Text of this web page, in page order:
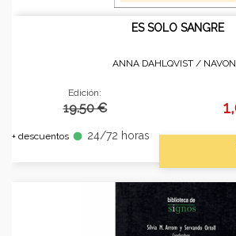
ES SOLO SANGRE
ANNA DAHLQVIST /
Edición:
19.50 €
+ descuentos fiber_manual_record 24/72 horas